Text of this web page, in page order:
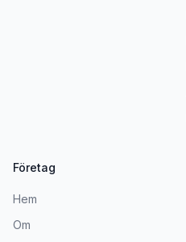
Företag
Hem
Om